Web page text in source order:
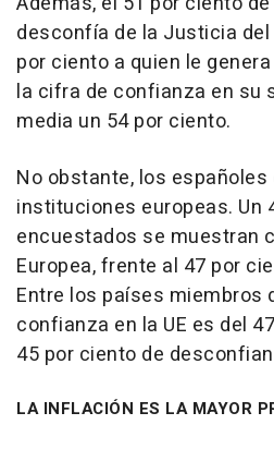
desconfía de la Justicia
por ciento a quien le
la cifra de confianza en su
media un 54 por ciento.
No obstante, los
instituciones europeas. Un
encuestados se muestran
Europea, frente al 47 por
Entre los países miembros
confianza en la UE es del
45 por ciento de
LA INFLACIÓN ES LA MAYOR